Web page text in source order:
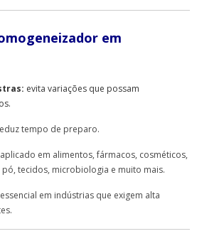
em
evita variações que possam
tempo de preparo.
em alimentos, fármacos, cosméticos,
tecidos, microbiologia e muito mais.
essencial em indústrias que exigem alta